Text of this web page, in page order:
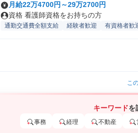
月給22万4700円～29万2700円
資格 看護師資格をお持ちの方
通勤交通費全額支給 経験者歓迎 有資格者歓
こ
キーワードを
事務 経理 不動産